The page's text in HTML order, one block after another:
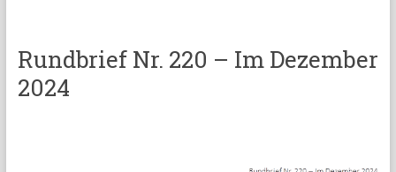
Rundbrief Nr. 220 – Im Dezember
2024